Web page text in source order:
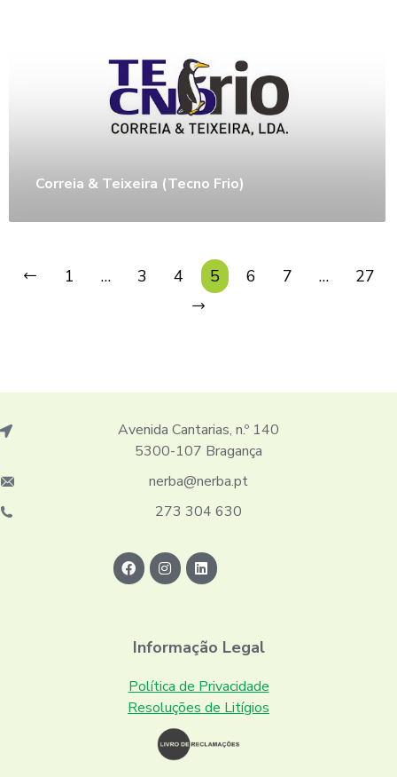
Correia & Teixeira (Tecno Frio)
1 … 3 4 5 6 7 … 27
Avenida Cantarias, n.º 140
5300-107 Bragança
nerba@nerba.pt
273 304 630
Informação Legal
Política de Privacidade
Resoluções de Litígios